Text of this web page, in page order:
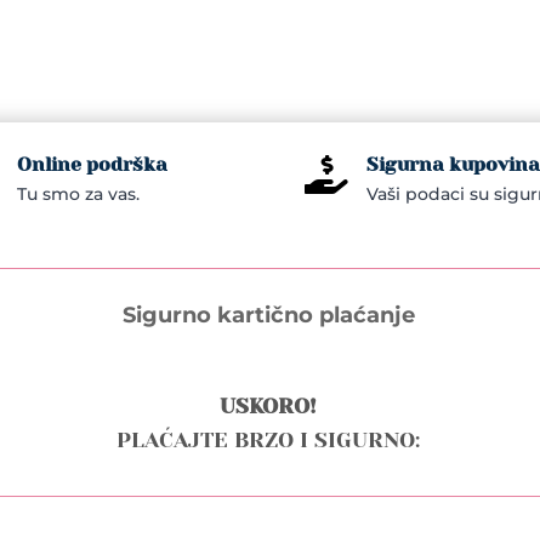
Online podrška
Tu smo za vas.  Sigurna
Vaši podaci su
Sigurno kartično plaćanje
USKORO!
PLAĆAJTE BRZO I SIGURNO: